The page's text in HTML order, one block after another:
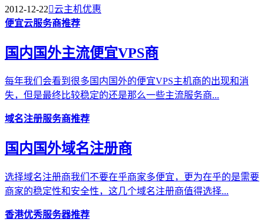
2012-12-22云主机优惠
便宜云服务商推荐
国内国外主流便宜VPS商
每年我们会看到很多国内国外的便宜VPS主机商的出现和消
失，但是最终比较稳定的还是那么一些主流服务商...
域名注册服务商推荐
国内国外域名注册商
选择域名注册商我们不要在乎商家多便宜，更为在乎的是需要
商家的稳定性和安全性，这几个域名注册商值得选择...
香港优秀服务器推荐